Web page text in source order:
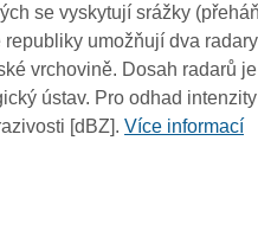
se vyskytují srážky
umožňují dva
vrchovině. Dosah radarů
ústav. Pro odhad
[dBZ].Více informací